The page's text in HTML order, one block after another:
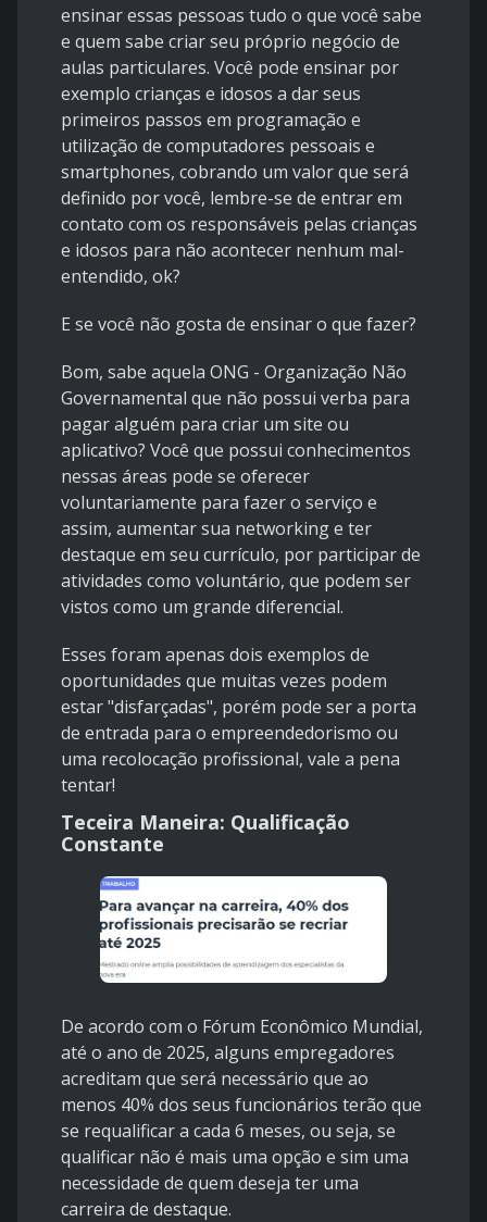
ensinar essas pessoas tudo o que você sabe
e quem sabe criar seu próprio negócio de
aulas particulares. Você pode ensinar por
exemplo crianças e idosos a dar seus
primeiros passos em programação e
utilização de computadores pessoais e
smartphones, cobrando um valor que será
definido por você, lembre-se de entrar em
contato com os responsáveis pelas crianças
e idosos para não acontecer nenhum mal-
entendido, ok?
E se você não gosta de ensinar o que fazer?
Bom, sabe aquela ONG - Organização Não
Governamental que não possui verba para
pagar alguém para criar um site ou
aplicativo? Você que possui conhecimentos
nessas áreas pode se oferecer
voluntariamente para fazer o serviço e
assim, aumentar sua networking e ter
destaque em seu currículo, por participar de
atividades como voluntário, que podem ser
vistos como um grande diferencial.
Esses foram apenas dois exemplos de
oportunidades que muitas vezes podem
estar "disfarçadas", porém pode ser a porta
de entrada para o empreendedorismo ou
uma recolocação profissional, vale a pena
tentar!
Teceira Maneira: Qualificação
Constante
De acordo com o Fórum Econômico Mundial,
até o ano de 2025, alguns empregadores
acreditam que será necessário que ao
menos 40% dos seus funcionários terão que
se requalificar a cada 6 meses, ou seja, se
qualificar não é mais uma opção e sim uma
necessidade de quem deseja ter uma
carreira de destaque.